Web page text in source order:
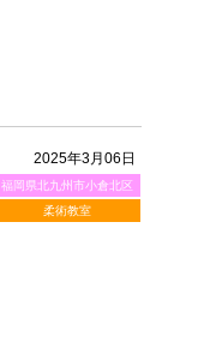
2025年3月06日
福岡県北九州市小倉北区
柔術教室